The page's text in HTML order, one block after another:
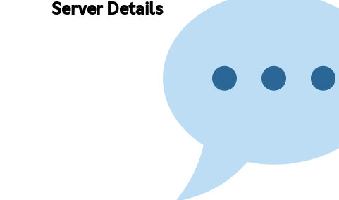
Server Details